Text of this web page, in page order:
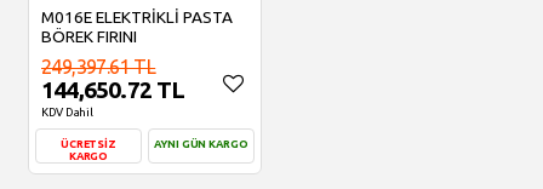
M016E ELEKTRİKLİ PASTA
BÖREK FIRINI
249,397.61 TL
144,650.72 TL
KDV Dahil
ÜCRETSİZ
KARGO
AYNI GÜN KARGO